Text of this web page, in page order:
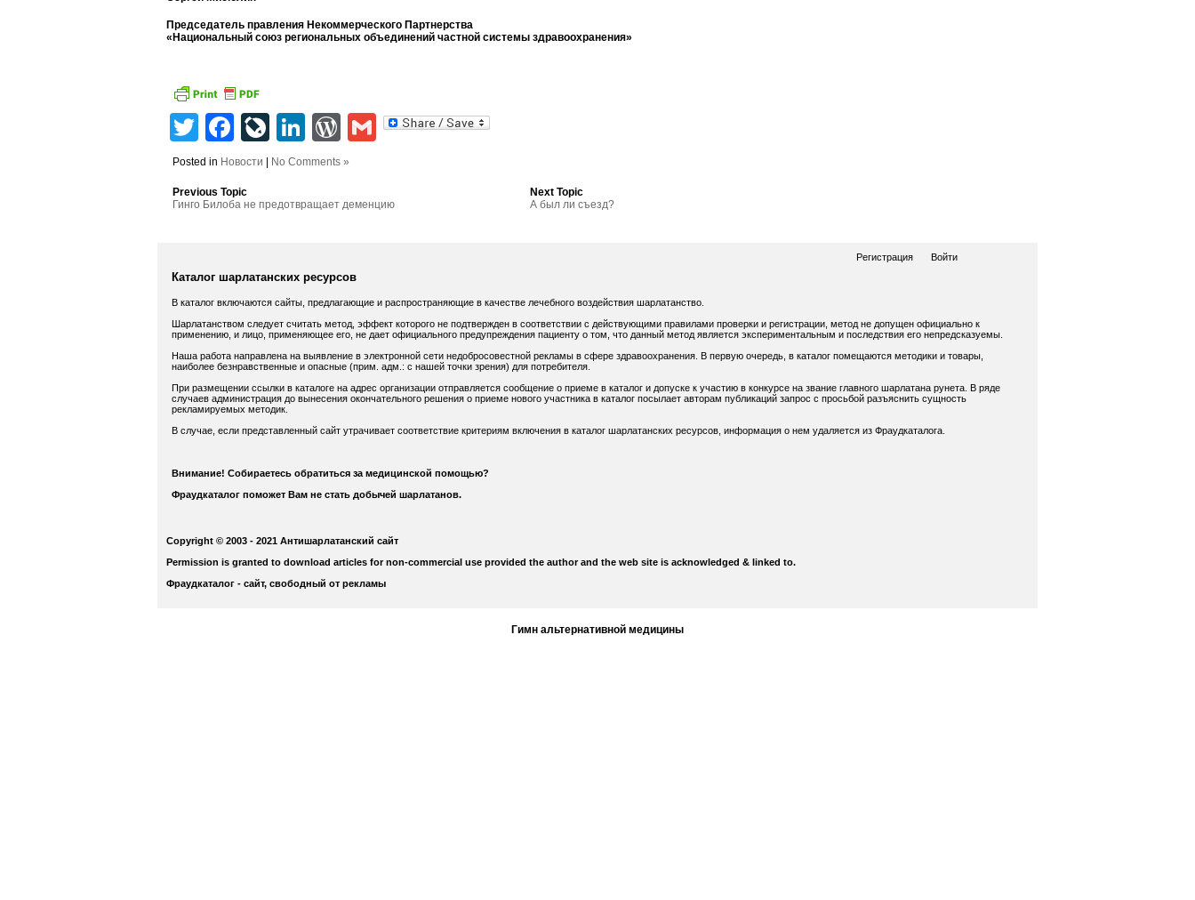
Председатель правления Некоммерческого Партнерства
«Национальный союз региональных объединений частной системы здравоохранения»
TwitterFacebook
LiveJournal
LinkedIn
WordPress
Gmail
Posted in Новости No Comments »
Previous Topic
Гинго Билоба не предотвращает деменцию
Next Topic
А был ли съезд?
Регистрация Войти
Каталог шарлатанских ресурсов
В каталог включаются сайты, предлагающие и распространяющие в качестве лечебного воздействия шарлатанство.
Шарлатанством следует считать метод, эффект которого не подтвержден в соответствии с действующими правилами проверки и регистрации, метод не допущен официально к
применению, и лицо, применяющее его, не дает официального предупреждения пациенту о том, что данный метод является экспериментальным и последствия его непредсказуемы.
Наша работа направлена на выявление в электронной сети недобросовестной рекламы в сфере здравоохранения. В первую очередь, в каталог помещаются методики и товары,
наиболее безнравственные и опасные (прим. адм.: с нашей точки зрения) для потребителя.
При размещении ссылки в каталоге на адрес организации отправляется сообщение о приеме в каталог и допуске к участию в конкурсе на звание главного шарлатана рунета. В ряде
случаев администрация до вынесения окончательного решения о приеме нового участника в каталог посылает авторам публикаций запрос с просьбой разъяснить сущность
рекламируемых методик.
В случае, если представленный сайт утрачивает соответствие критериям включения в каталог шарлатанских ресурсов, информация о нем удаляется из Фраудкаталога.
Внимание! Собираетесь обратиться за медицинской помощью?
Фраудкаталог поможет Вам не стать добычей шарлатанов.
Copyright © 2003 - 2021 Антишарлатанский сайт
Permission is granted to download articles for non-commercial use provided the author and the web site is acknowledged & linked to.
Фраудкаталог - сайт, свободный от рекламы
Гимн альтернативной медицины